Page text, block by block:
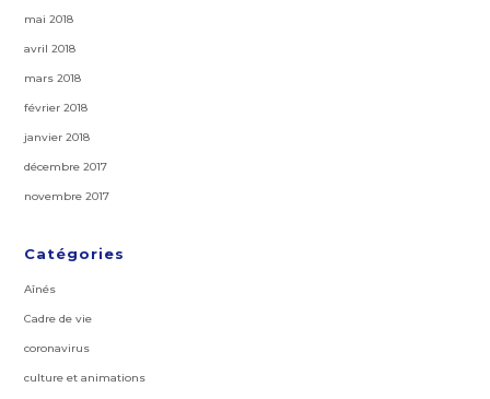
mai 2018
avril 2018
mars 2018
février 2018
janvier 2018
décembre 2017
novembre 2017
Catégories
Aînés
Cadre de vie
coronavirus
culture et animations